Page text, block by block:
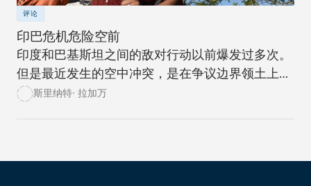
评论
印巴危机危险空前
印度和巴基斯坦之间的敌对行动以前爆发过多次。
但是最近发生的空中冲突，是在争议边界领土上爆
发冲突的升级，后果危险。
斯里纳特· 拉加万